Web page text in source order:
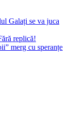
Galați se va juca
replică!
merg cu speranțe